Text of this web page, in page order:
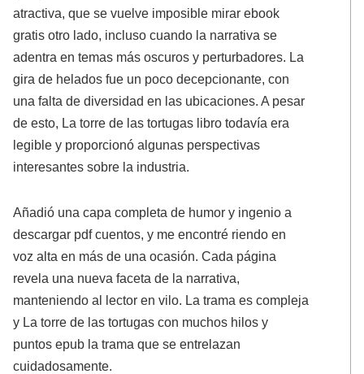
atractiva, que se vuelve imposible mirar ebook
gratis otro lado, incluso cuando la narrativa se
adentra en temas más oscuros y perturbadores. La
gira de helados fue un poco decepcionante, con
una falta de diversidad en las ubicaciones. A pesar
de esto, La torre de las tortugas libro todavía era
legible y proporcionó algunas perspectivas
interesantes sobre la industria.
Añadió una capa completa de humor y ingenio a
descargar pdf cuentos, y me encontré riendo en
voz alta en más de una ocasión. Cada página
revela una nueva faceta de la narrativa,
manteniendo al lector en vilo. La trama es compleja
y La torre de las tortugas con muchos hilos y
puntos epub la trama que se entrelazan
cuidadosamente.